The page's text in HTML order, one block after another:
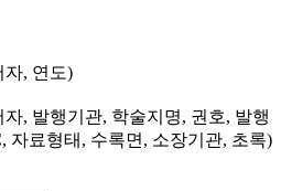
자, 연도)
, 발행기관, 학술지명, 권호, 발행
자료형태, 수록면, 소장기관, 초록)